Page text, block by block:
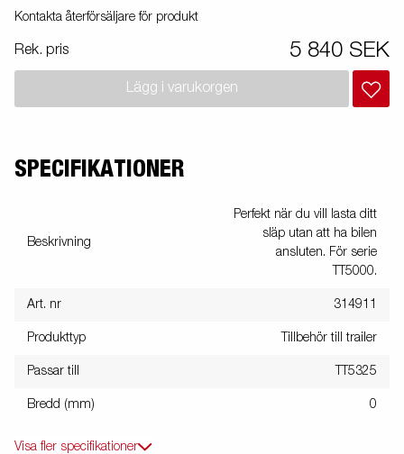
Kontakta återförsäljare för produkt
Rek. pris 5 840 SEK
Lägg i varukorgen
SPECIFIKATIONER
Beskrivning
Perfekt när du vill lasta ditt
släp utan att ha bilen
ansluten. För serie
TT5000.
Art. nr 314911
Produkttyp Tillbehör till trailer
Passar till TT5325
Bredd (mm) 0
Visa fler specifikationer